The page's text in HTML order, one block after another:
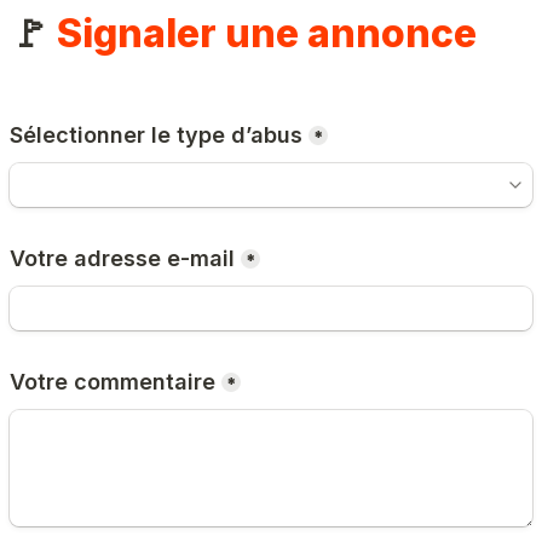
🚩 Signaler une annonce
Sélectionner le type d’abus *
Votre adresse e-mail *
Votre commentaire *